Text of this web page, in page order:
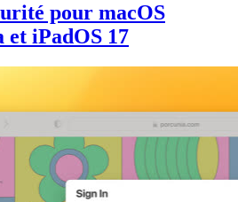
pour macOS
et iPadOS 17